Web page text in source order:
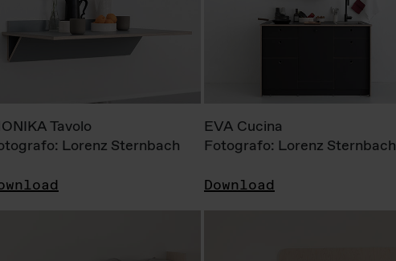
Tavolo
Lorenz Sternbach
EVA Cucina
Fotografo: Lorenz Sternbach
Download